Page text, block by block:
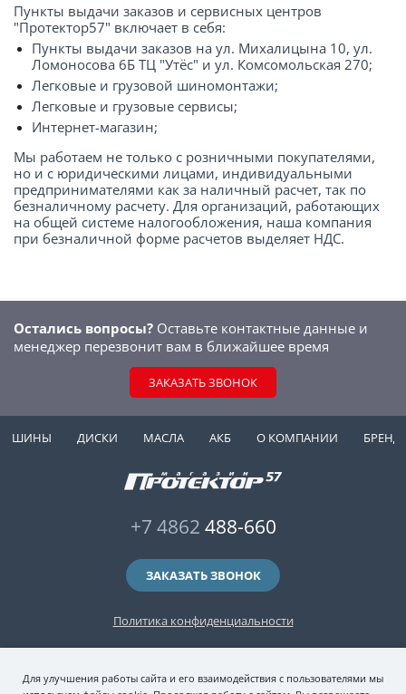
Пункты выдачи заказов и сервисных центров
"Протектор57" включает в себя:
Пункты выдачи заказов на ул. Михалицына 10, ул.
Ломоносова 6Б ТЦ "Утёс" и ул. Комсомольская 270;
Легковые и грузовой шиномонтажи;
Легковые и грузовые сервисы;
Интернет-магазин;
Мы работаем не только с розничными покупателями,
но и с юридическими лицами, индивидуальными
предпринимателями как за наличный расчет, так по
безналичному расчету. Для организаций, работающих
на общей системе налогообложения, наша компания
при безналичной форме расчетов выделяет НДС.
Остались вопросы? Оставьте контактные данные и
менеджер перезвонит вам в ближайшее время
ЗАКАЗАТЬ ЗВОНОК
ШИНЫ ДИСКИ МАСЛА АКБ О КОМПАНИИ
Политика конфиденциальности
+7 4862 488-660
ЗАКАЗАТЬ ЗВОНОК
2006-2026 © интернет-магазин "Протектор 57" — автомобильные шины
(зимние и летние шины), колесные диски, шиномонтаж и хранение шин.
Для улучшения работы сайта и его взаимодействия с пользователями мы